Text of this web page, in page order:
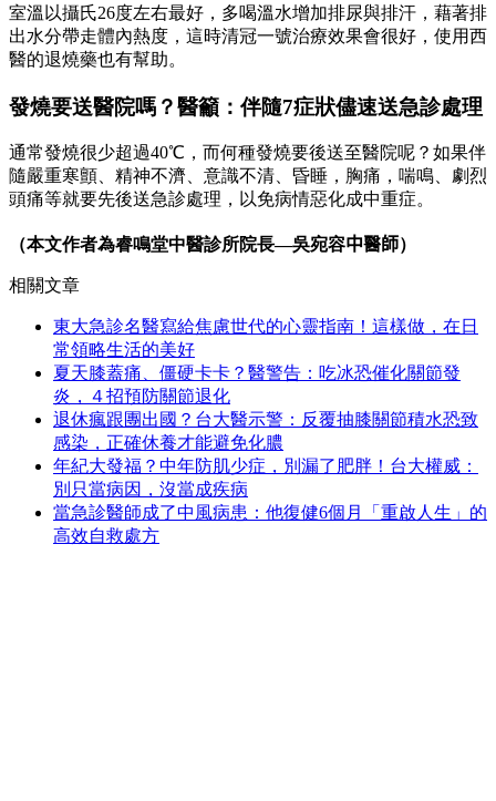
室溫以攝氏26度左右最好，多喝溫水增加排尿與排汗，藉著排
出水分帶走體內熱度，這時清冠一號治療效果會很好，使用西
醫的退燒藥也有幫助。
發燒要送醫院嗎？醫籲：伴隨7症狀儘速送急診處理
通常發燒很少超過40℃， 而何種發燒要後送至醫院呢？如果伴
隨嚴重寒顫、精神不濟、意識不清、昏睡，胸痛，喘鳴、劇烈
頭痛等就要先後送急診處理，以免病情惡化成中重症。
（本文作者為睿鳴堂中醫診所院長—吳宛容中醫師）
相關文章
東大急診名醫寫給焦慮世代的心靈指南！這樣做，在日
常領略生活的美好
夏天膝蓋痛、僵硬卡卡？醫警告：吃冰恐催化關節發
炎，４招預防關節退化
退休瘋跟團出國？台大醫示警：反覆抽膝關節積水恐致
感染，正確休養才能避免化膿
年紀大發福？中年防肌少症，別漏了肥胖！台大權威：
別只當病因，沒當成疾病
當急診醫師成了中風病患：他復健6個月「重啟人生」的
高效自救處方